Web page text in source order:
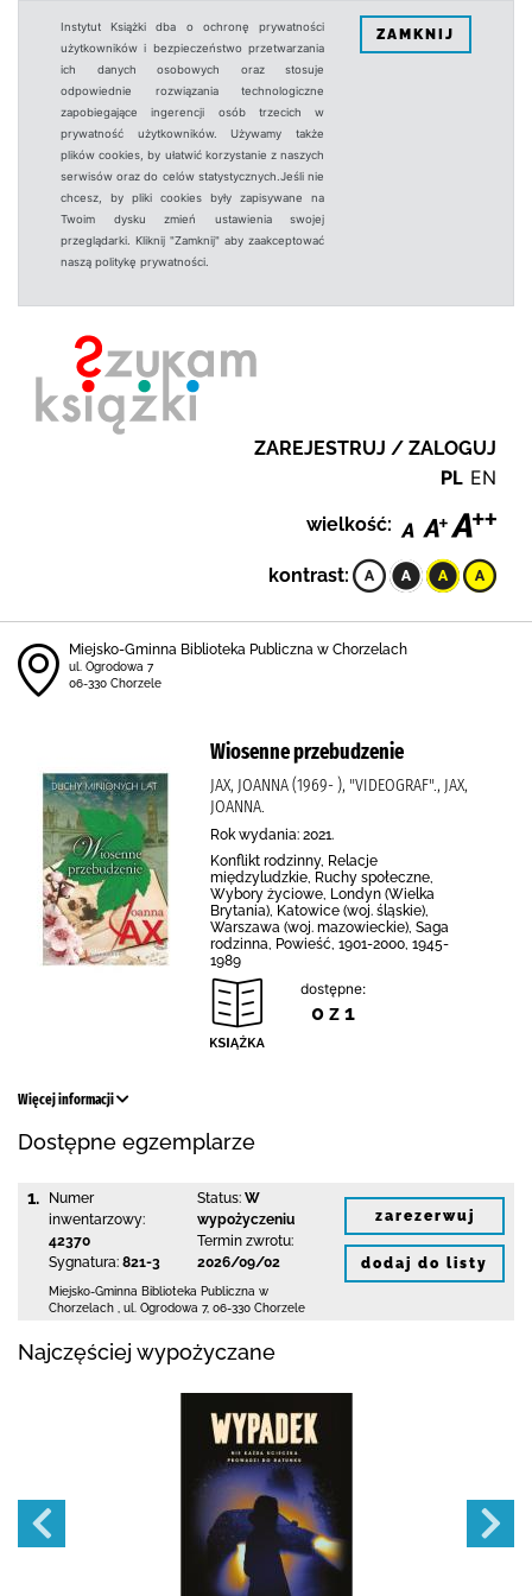
Instytut Książki dba o ochronę prywatności
użytkowników i bezpieczeństwo przetwarzania
ich danych osobowych oraz stosuje
odpowiednie rozwiązania technologiczne
zapobiegające ingerencji osób trzecich w
prywatność użytkowników. Używamy także
plików cookies, by ułatwić korzystanie z naszych
serwisów oraz do celów statystycznych.Jeśli nie
chcesz, by pliki cookies były zapisywane na
Twoim dysku zmień ustawienia swojej
przeglądarki. Kliknij "Zamknij" aby zaakceptować
naszą politykę prywatności.
ZAMKNIJ
ZAREJESTRUJ / ZALOGUJ
PL EN
wielkość:
kontrast:
Miejsko-Gminna Biblioteka Publiczna w Chorzelach
ul. Ogrodowa 7
06-330 Chorzele
Wiosenne przebudzenie
JAX, JOANNA (1969- ), "VIDEOGRAF"., JAX,
JOANNA.
Rok wydania: 2021.
Konflikt rodzinny, Relacje
międzyludzkie, Ruchy społeczne,
Wybory życiowe, Londyn (Wielka
Brytania), Katowice (woj. śląskie),
Warszawa (woj. mazowieckie), Saga
rodzinna, Powieść, 1901-2000, 1945-
1989
dostępne:
0 z 1
Więcej informacji
Dostępne egzemplarze
1.
Numer
inwentarzowy:
42370
Sygnatura: 821-3
Status: W
wypożyczeniu
Termin zwrotu:
2026/09/02
Miejsko-Gminna Biblioteka Publiczna w
Chorzelach
ul. Ogrodowa 7, 06-330 Chorzele
zarezerwuj
dodaj do listy
Najczęściej wypożyczane